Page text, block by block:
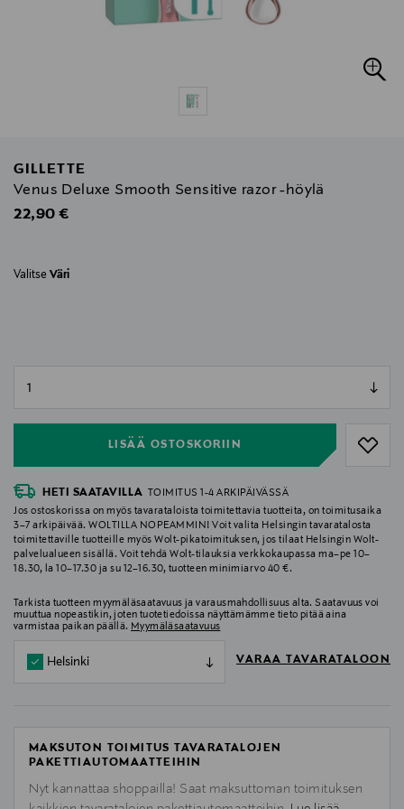
GILLETTE
Venus Deluxe Smooth Sensitive razor -höylä
Original Price
22,90 €
Valitse Väri
LISÄÄ OSTOSKORIIN
HETI SAATAVILLA
TOIMITUS 1-4 ARKIPÄIVÄSSÄ
Jos ostoskorissa on myös tavarataloista toimitettavia tuotteita, on toimitusaika
3–7 arkipäivää. WOLTILLA NOPEAMMIN! Voit valita Helsingin tavaratalosta
toimitettaville tuotteille myös Wolt-pikatoimituksen, jos tilaat Helsingin Wolt-
palvelualueen sisällä. Voit tehdä Wolt-tilauksia verkkokaupassa ma–pe 10–
18.30, la 10–17.30 ja su 12–16.30, tuotteen minimiarvo 40 €.
Tarkista tuotteen myymäläsaatavuus ja varausmahdollisuus alta. Saatavuus voi
muuttua nopeastikin, joten tuotetiedoissa näyttämämme tieto pitää aina
varmistaa paikan päällä. Myymäläsaatavuus
Helsinki VARAA TAVARATALOON
MAKSUTON TOIMITUS TAVARATALOJEN
PAKETTIAUTOMAATTEIHIN
Nyt kannattaa shoppailla! Saat maksuttoman toimituksen